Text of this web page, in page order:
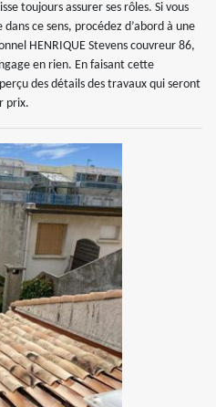
toujours assurer ses rôles. Si vous
ce sens, procédez d’abord à une
HENRIQUE Stevens couvreur 86,
en rien. En faisant cette
des détails des travaux qui seront
prix.